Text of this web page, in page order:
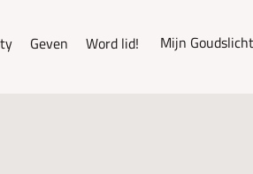
Geven Word lid! Mijn Goudslicht